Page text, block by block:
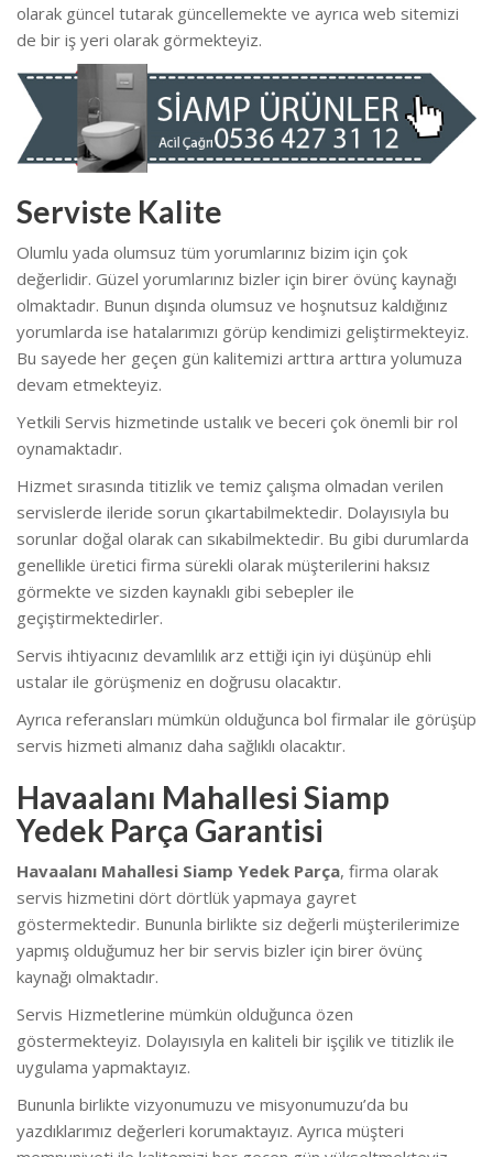
olarak güncel tutarak güncellemekte ve ayrıca web sitemizi
de bir iş yeri olarak görmekteyiz.
Serviste Kalite
Olumlu yada olumsuz tüm yorumlarınız bizim için çok
değerlidir. Güzel yorumlarınız bizler için birer övünç kaynağı
olmaktadır. Bunun dışında olumsuz ve hoşnutsuz kaldığınız
yorumlarda ise hatalarımızı görüp kendimizi geliştirmekteyiz.
Bu sayede her geçen gün kalitemizi arttıra arttıra yolumuza
devam etmekteyiz.
Yetkili Servis hizmetinde ustalık ve beceri çok önemli bir rol
oynamaktadır.
Hizmet sırasında titizlik ve temiz çalışma olmadan verilen
servislerde ileride sorun çıkartabilmektedir. Dolayısıyla bu
sorunlar doğal olarak can sıkabilmektedir. Bu gibi durumlarda
genellikle üretici firma sürekli olarak müşterilerini haksız
görmekte ve sizden kaynaklı gibi sebepler ile
geçiştirmektedirler.
Servis ihtiyacınız devamlılık arz ettiği için iyi düşünüp ehli
ustalar ile görüşmeniz en doğrusu olacaktır.
Ayrıca referansları mümkün olduğunca bol firmalar ile görüşüp
servis hizmeti almanız daha sağlıklı olacaktır.
Havaalanı Mahallesi Siamp
Yedek Parça Garantisi
Havaalanı Mahallesi Siamp Yedek Parça, firma olarak
servis hizmetini dört dörtlük yapmaya gayret
göstermektedir. Bununla birlikte siz değerli müşterilerimize
yapmış olduğumuz her bir servis bizler için birer övünç
kaynağı olmaktadır.
Servis Hizmetlerine mümkün olduğunca özen
göstermekteyiz. Dolayısıyla en kaliteli bir işçilik ve titizlik ile
uygulama yapmaktayız.
Bununla birlikte vizyonumuzu ve misyonumuzu’da bu
yazdıklarımız değerleri korumaktayız. Ayrıca müşteri